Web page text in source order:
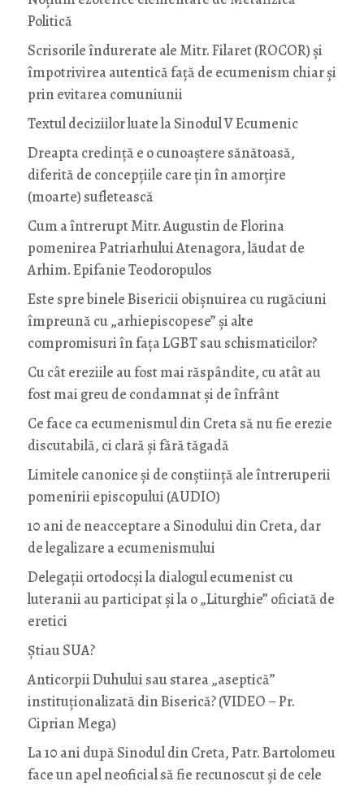
Politică
Scrisorile îndurerate ale Mitr. Filaret (ROCOR) și
împotrivirea autentică față de ecumenism chiar și
prin evitarea comuniunii
Textul deciziilor luate la Sinodul V Ecumenic
Dreapta credință e o cunoaștere sănătoasă,
diferită de concepțiile care țin în amorțire
(moarte) sufletească
Cum a întrerupt Mitr. Augustin de Florina
pomenirea Patriarhului Atenagora, lăudat de
Arhim. Epifanie Teodoropulos
Este spre binele Bisericii obișnuirea cu rugăciuni
împreună cu „arhiepiscopese” și alte
compromisuri în fața LGBT sau schismaticilor?
Cu cât ereziile au fost mai răspândite, cu atât au
fost mai greu de condamnat și de înfrânt
Ce face ca ecumenismul din Creta să nu fie erezie
discutabilă, ci clară și fără tăgadă
Limitele canonice și de conștiință ale întreruperii
pomenirii episcopului (AUDIO)
10 ani de neacceptare a Sinodului din Creta, dar
de legalizare a ecumenismului
Delegații ortodocși la dialogul ecumenist cu
luteranii au participat și la o „Liturghie” oficiată de
eretici
Știau SUA?
Anticorpii Duhului sau starea „aseptică”
instituționalizată din Biserică? (VIDEO – Pr.
Ciprian Mega)
La 10 ani după Sinodul din Creta, Patr. Bartolomeu
face un apel neoficial să fie recunoscut și de cele